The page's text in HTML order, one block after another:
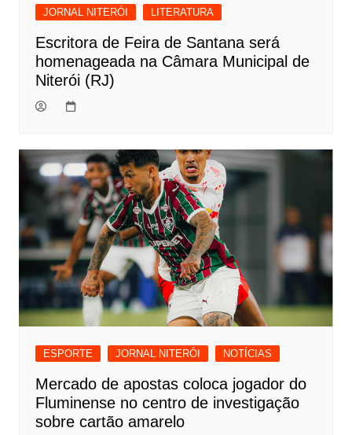
JORNAL NITERÓI LITERATURA
Escritora de Feira de Santana será
homenageada na Câmara Municipal de
Niterói (RJ)
ESPORTE JORNAL NITERÓI NOTÍCIAS
Mercado de apostas coloca jogador do
Fluminense no centro de investigação
sobre cartão amarelo